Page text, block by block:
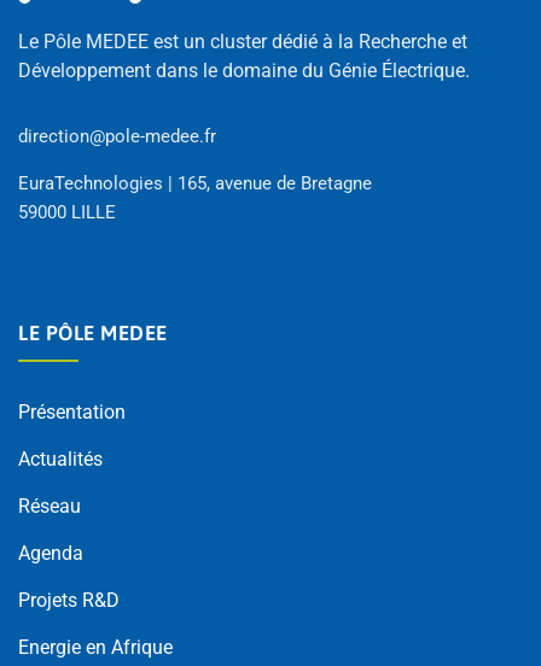
Le Pôle MEDEE est un cluster dédié à la Recherche et
Développement dans le domaine du Génie Électrique.
direction@pole-medee.fr
EuraTechnologies | 165, avenue de Bretagne
59000 LILLE
LE PÔLE MEDEE
Présentation
Actualités
Réseau
Agenda
Projets R&D
Energie en Afrique